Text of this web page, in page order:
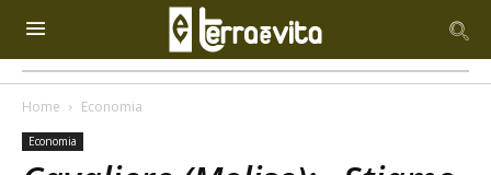
Home Economia
Economia